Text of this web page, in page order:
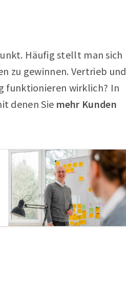
Häufig stellt man sich
zu gewinnen. Vertrieb und
funktionieren wirklich? In
denen Sie mehr Kunden